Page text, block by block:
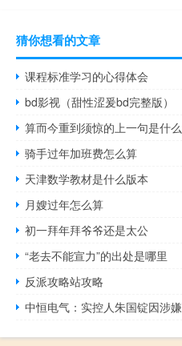
猜你想看的文章
课程标准学习的心得体会
bd影视（甜性涩爰bd完整版）
算而今重到须惊的上一句是什么
骑手过年加班费怎么算
天津数学教材是什么版本
月嫂过年怎么算
初一拜年拜爷爷还是太公
“老去不能宣力”的出处是哪里
反派攻略站攻略